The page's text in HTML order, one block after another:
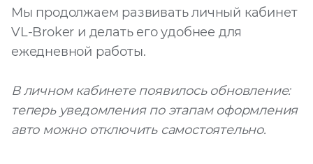
Мы продолжаем развивать личный кабинет
VL-Broker и делать его удобнее для
ежедневной работы.
В личном кабинете появилось обновление:
теперь уведомления по этапам оформления
авто можно отключить самостоятельно.
Согласен с
политикой
конфиденциальности
и наобработку моих
персональных
Запросить расчёт